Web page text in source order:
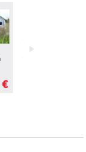
VW Bulli fahren in